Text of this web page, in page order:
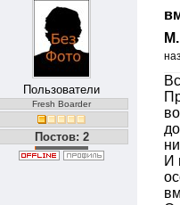
Пользователи
Fresh Boarder
Постов: 2
И